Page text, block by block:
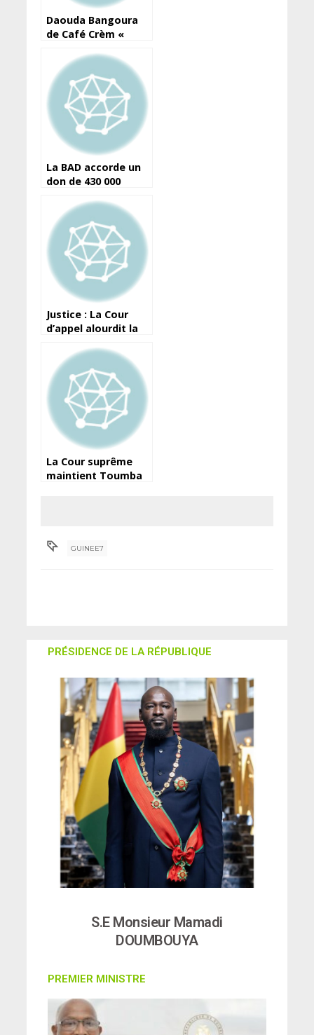
Daouda Bangoura
de Café Crèm «
trois projets pour la
ville de Fria »
La BAD accorde un
don de 430 000
pour la lutte contre
Ebola
Justice : La Cour
d’appel alourdit la
Menguè
La Cour suprême
maintient Toumba
GUINEE7
PRÉSIDENCE DE LA RÉPUBLIQUE
S.E Monsieur Mamadi
DOUMBOUYA
PREMIER MINISTRE